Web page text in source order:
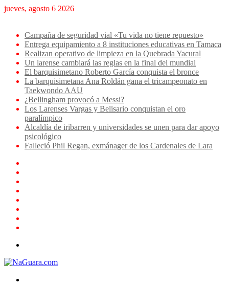
jueves, agosto 6 2026
Campaña de seguridad vial «Tu vida no tiene repuesto»
Entrega equipamiento a 8 instituciones educativas en Tamaca
Realizan operativo de limpieza en la Quebrada Yacural
Un larense cambiará las reglas en la final del mundial
El barquisimetano Roberto García conquista el bronce
La barquisimetana Ana Roldán gana el tricampeonato en
Taekwondo AAU
¿Bellingham provocó a Messi?
Los Larenses Vargas y Belisario conquistan el oro
paralímpico
Alcaldía de iribarren y universidades se unen para dar apoyo
psicológico
Falleció Phil Regan, exmánager de los Cardenales de Lara